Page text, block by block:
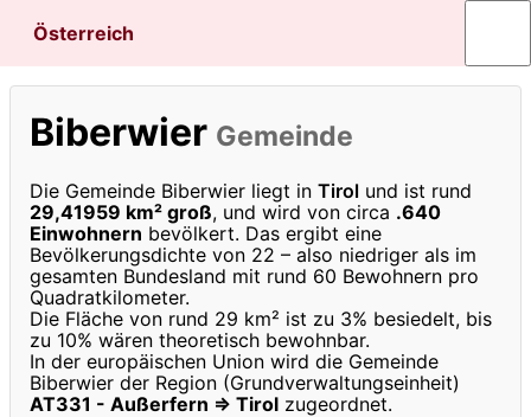
Österreich
Biberwier Gemeinde
Die Gemeinde Biberwier liegt in Tirol und ist rund
29,41959 km² groß, und wird von circa .640
Einwohnern bevölkert. Das ergibt eine
Bevölkerungsdichte von 22 – also niedriger als im
gesamten Bundesland mit rund 60 Bewohnern pro
Quadratkilometer.
Die Fläche von rund 29 km² ist zu 3% besiedelt, bis
zu 10% wären theoretisch bewohnbar.
In der europäischen Union wird die Gemeinde
Biberwier der Region (Grundverwaltungseinheit)
AT331 - Außerfern ⇒ Tirol zugeordnet.